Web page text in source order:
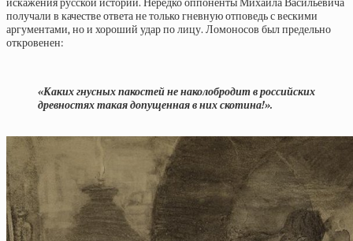
искажения русской истории. Нередко оппоненты Михаила Васильевича
получали в качестве ответа не только гневную отповедь с вескими
аргументами, но и хороший удар по лицу. Ломоносов был предельно
откровенен:
«Каких гнусных пакостей не наколобродит в российских
древностях такая допущенная в них скотина!».